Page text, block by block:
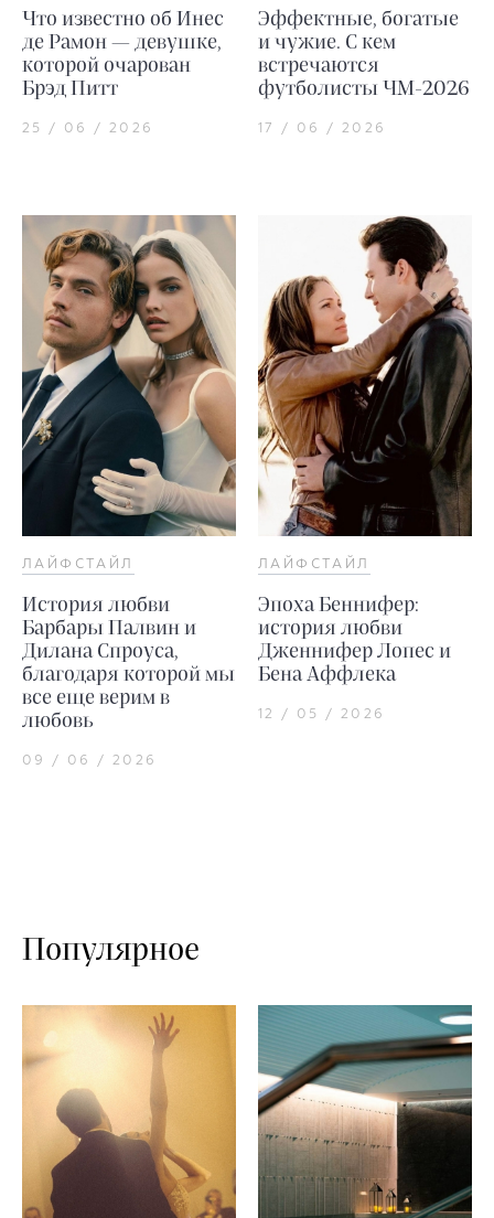
Что известно об Инес
де Рамон — девушке,
которой очарован
Брэд Питт
25 / 06 / 2026
Эффектные, богатые
и чужие. С кем
встречаются
футболисты ЧМ-2026
17 / 06 / 2026
ЛАЙФСТАЙЛ
История любви
Барбары Палвин и
Дилана Спроуса,
благодаря которой мы
все еще верим в
любовь
09 / 06 / 2026
ЛАЙФСТАЙЛ
Эпоха Беннифер:
история любви
Дженнифер Лопес и
Бена Аффлека
12 / 05 / 2026
Популярное